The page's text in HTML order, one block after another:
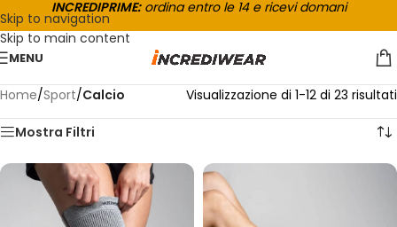
Skip to navigation
Skip to main content
INCREDIPRIME:ordina entro le 14 e ricevi domani
MENU
Home/Sport/Calcio Visualizzazione di 1-12 di 23 risultati
Mostra Filtri